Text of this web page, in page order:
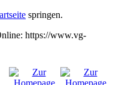
springen.
https://www.vg-